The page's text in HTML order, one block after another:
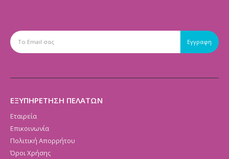
ΕΞΥΠΗΡΕΤΗΣΗ ΠΕΛΑΤΩΝ
Εταιρεία
Επικοινωνία
Πολιτική Απορρήτου
Όροι Χρήσης